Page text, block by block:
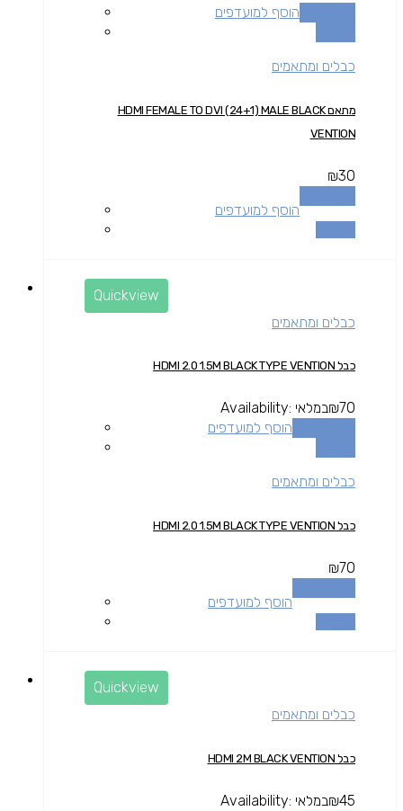
הוסף למועדפים
כבלים ומתאמים
מתאם HDMI FEMALE TO DVI (24+1) MALE BLACK
VENTION
₪30
הוסף למועדפים
Quickview
כבלים ומתאמים
כבל HDMI 2.0 1.5M BLACK TYPE VENTION
₪70
Availability: במלאי
הוסף למועדפים
כבלים ומתאמים
כבל HDMI 2.0 1.5M BLACK TYPE VENTION
₪70
הוסף למועדפים
Quickview
כבלים ומתאמים
כבל HDMI 2M BLACK VENTION
₪45
Availability: במלאי